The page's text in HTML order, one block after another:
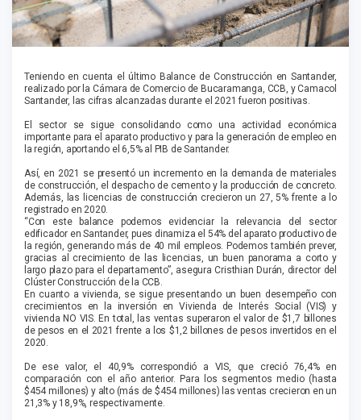
Teniendo en cuenta el último Balance de Construcción en Santander,
realizado por la Cámara de Comercio de Bucaramanga, CCB, y Camacol
Santander, las cifras alcanzadas durante el 2021 fueron positivas.
El sector se sigue consolidando como una actividad económica
importante para el aparato productivo y para la generación de empleo en
la región, aportando el 6,5% al PIB de Santander.
Así, en 2021 se presentó un incremento en la demanda de materiales
de construcción, el despacho de cemento y la producción de concreto.
Además, las licencias de construcción crecieron un 27, 5% frente a lo
registrado en 2020.
“Con este balance podemos evidenciar la relevancia del sector
edificador en Santander, pues dinamiza el 54% del aparato productivo de
la región, generando más de 40 mil empleos. Podemos también prever,
gracias al crecimiento de las licencias, un buen panorama a corto y
largo plazo para el departamento”, asegura Cristhian Durán, director del
Clúster Construcción de la CCB.
En cuanto a vivienda, se sigue presentando un buen desempeño con
crecimientos en la inversión en Vivienda de Interés Social (VIS) y
vivienda NO VIS. En total, las ventas superaron el valor de $1,7 billones
de pesos en el 2021 frente a los $1,2 billones de pesos invertidos en el
2020.
De ese valor, el 40,9% correspondió a VIS, que creció 76,4% en
comparación con el año anterior. Para los segmentos medio (hasta
$454 millones) y alto (más de $454 millones) las ventas crecieron en un
21,3% y 18,9%, respectivamente.